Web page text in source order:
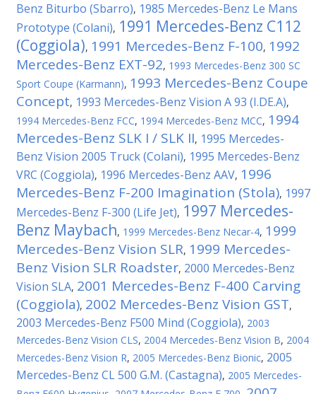
Benz Biturbo (Sbarro), 1985 Mercedes-Benz Le Mans
Prototype (Colani), 1991 Mercedes-Benz C112
(Coggiola), 1991 Mercedes-Benz F-100, 1992
Mercedes-Benz EXT-92, 1993 Mercedes-Benz 300 SC
Sport Coupe (Karmann), 1993 Mercedes-Benz Coupe
Concept, 1993 Mercedes-Benz Vision A 93 (I.DE.A),
1994 Mercedes-Benz FCC, 1994 Mercedes-Benz MCC, 1994
Mercedes-Benz SLK I / SLK II, 1995 Mercedes-
Benz Vision 2005 Truck (Colani), 1995 Mercedes-Benz
VRC (Coggiola), 1996 Mercedes-Benz AAV, 1996
Mercedes-Benz F-200 Imagination (Stola), 1997
Mercedes-Benz F-300 (Life Jet), 1997 Mercedes-
Benz Maybach, 1999 Mercedes-Benz Necar-4, 1999
Mercedes-Benz Vision SLR, 1999 Mercedes-
Benz Vision SLR Roadster, 2000 Mercedes-Benz
Vision SLA, 2001 Mercedes-Benz F-400 Carving
(Coggiola), 2002 Mercedes-Benz Vision GST,
2003 Mercedes-Benz F500 Mind (Coggiola), 2003
Mercedes-Benz Vision CLS, 2004 Mercedes-Benz Vision B, 2004
Mercedes-Benz Vision R, 2005 Mercedes-Benz Bionic, 2005
Mercedes-Benz CL 500 G.M. (Castagna), 2005 Mercedes-